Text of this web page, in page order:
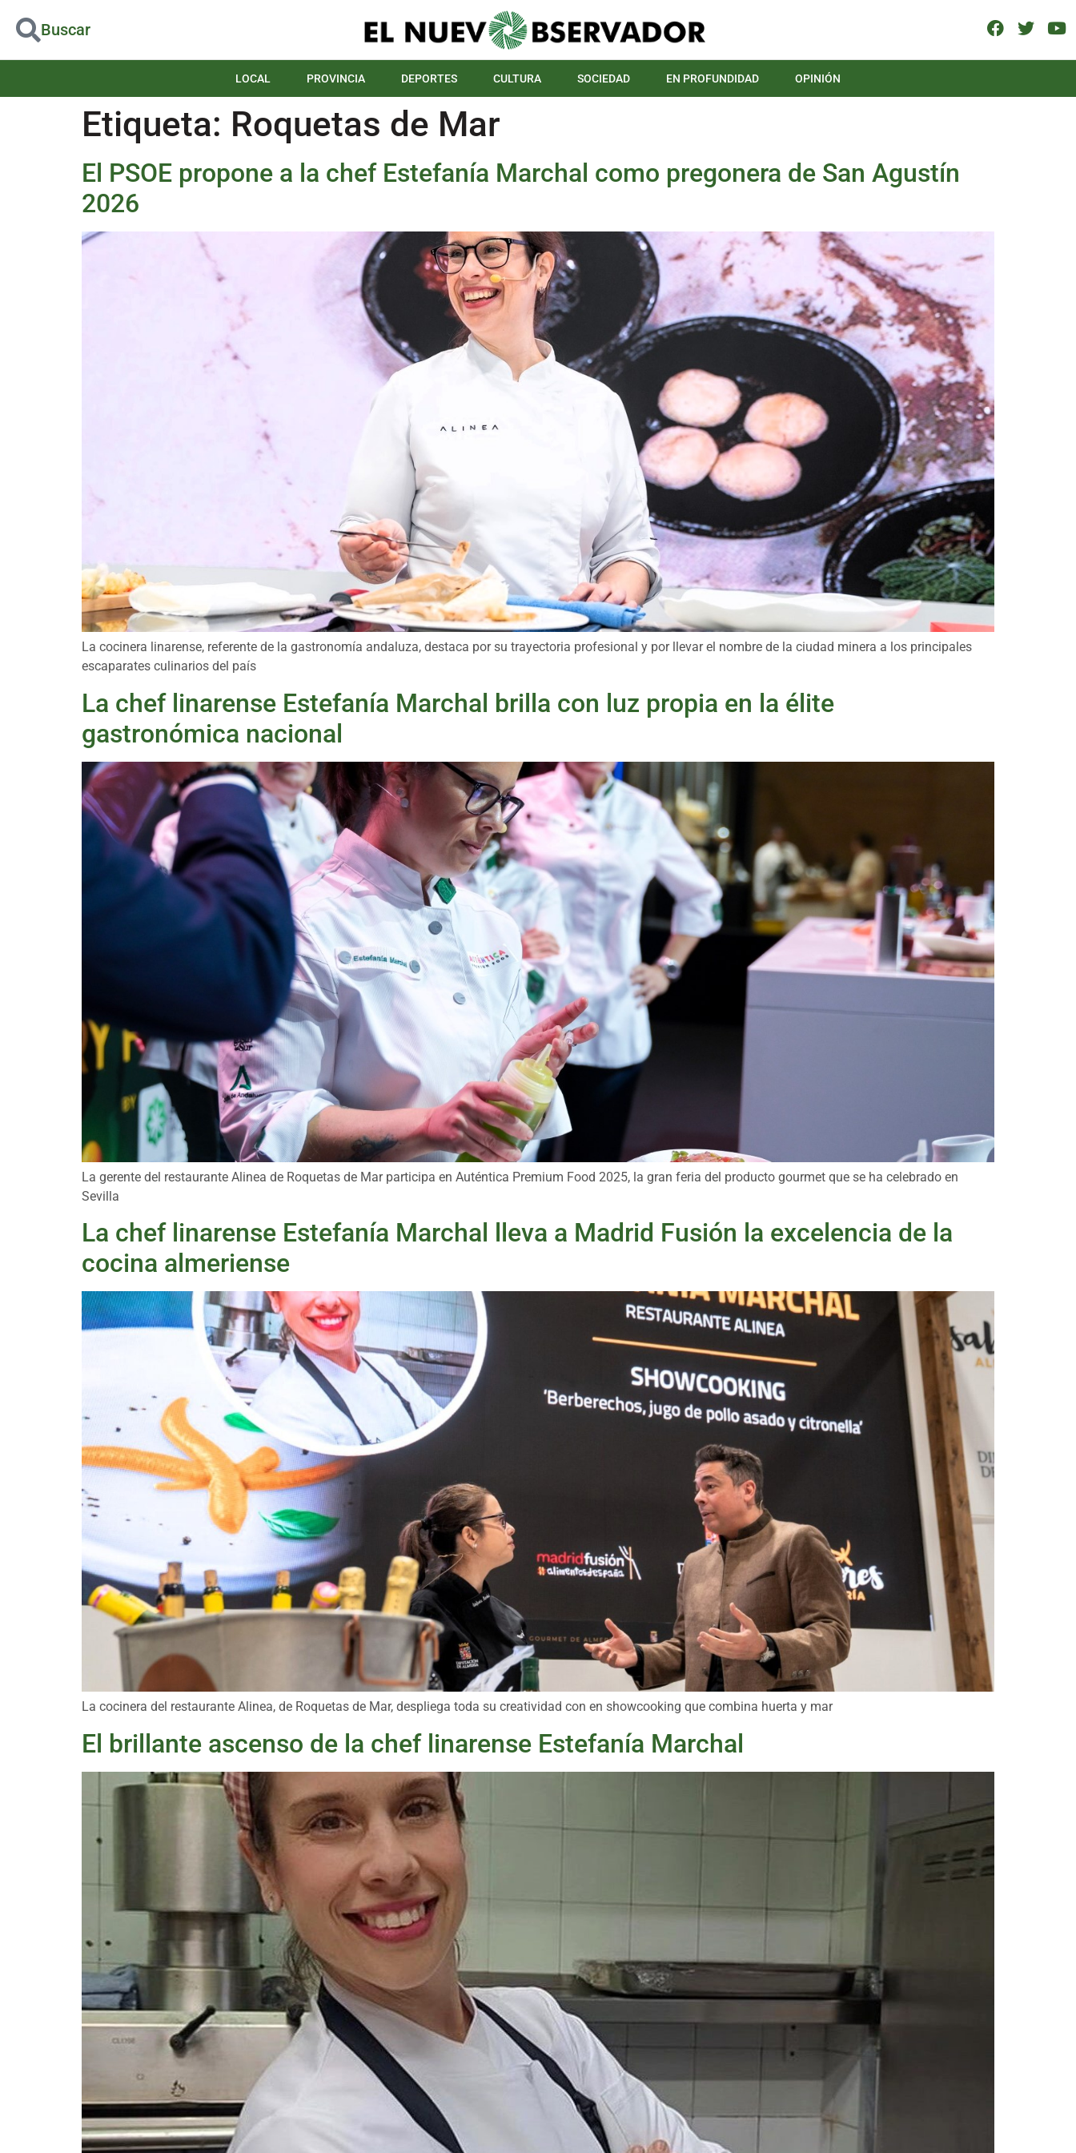
Buscar
LOCAL PROVINCIA DEPORTES CULTURA SOCIEDAD EN PROFUNDIDAD OPINIÓN
Etiqueta: Roquetas de Mar
El PSOE propone a la chef Estefanía Marchal como pregonera de San Agustín
2026
La cocinera linarense, referente de la gastronomía andaluza, destaca por su trayectoria profesional y por llevar el nombre de la ciudad minera a los principales
escaparates culinarios del país
La chef linarense Estefanía Marchal brilla con luz propia en la élite
gastronómica nacional
La gerente del restaurante Alinea de Roquetas de Mar participa en Auténtica Premium Food 2025, la gran feria del producto gourmet que se ha celebrado en
Sevilla
La chef linarense Estefanía Marchal lleva a Madrid Fusión la excelencia de la
cocina almeriense
La cocinera del restaurante Alinea, de Roquetas de Mar, despliega toda su creatividad con en showcooking que combina huerta y mar
El brillante ascenso de la chef linarense Estefanía Marchal